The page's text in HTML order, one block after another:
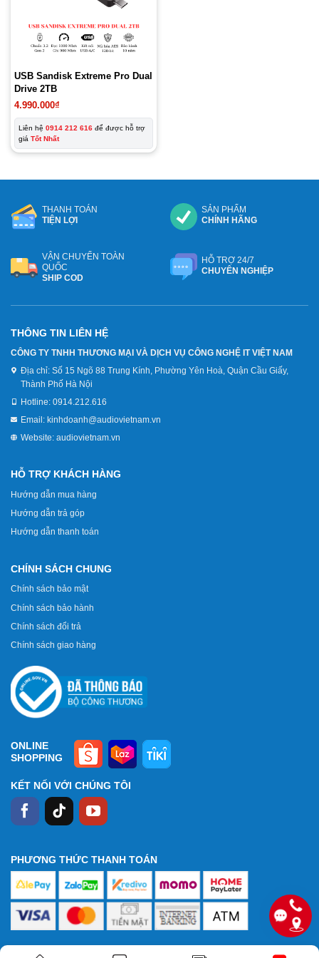
USB Sandisk Extreme Pro Dual
Drive 2TB
4.990.000₫
Liên hệ 0914 212 616 để được hỗ trợ
giá Tốt Nhất
THANH TOÁN
TIỆN LỢI
SẢN PHẨM
CHÍNH HÃNG
VẬN CHUYỂN TOÀN
QUỐC
SHIP COD
HỖ TRỢ 24/7
CHUYÊN NGHIỆP
THÔNG TIN LIÊN HỆ
CÔNG TY TNHH THƯƠNG MẠI VÀ DỊCH VỤ CÔNG NGHỆ IT VIỆT NAM
Địa chỉ: Số 15 Ngõ 88 Trung Kính, Phường Yên Hoà, Quận Cầu Giấy,
Thành Phố Hà Nội
Hotline: 0914.212.616
Email: kinhdoanh@audiovietnam.vn
Website: audiovietnam.vn
HỖ TRỢ KHÁCH HÀNG
Hướng dẫn mua hàng
Hướng dẫn trả góp
Hướng dẫn thanh toán
CHÍNH SÁCH CHUNG
Chính sách bảo mật
Chính sách bảo hành
Chính sách đổi trả
Chính sách giao hàng
ONLINE
SHOPPING
KẾT NỐI VỚI CHÚNG TÔI
PHƯƠNG THỨC THANH TOÁN